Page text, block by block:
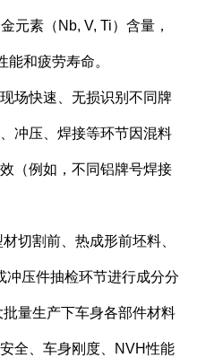
元素（Nb, V, Ti）含量，
和疲劳寿命。
场快速、无损识别不同牌
冲压、焊接等环节因混料
（例如，不同铝牌号焊接
切割前、热成形前坯料、
冲压件抽检环节进行成分分
量生产下车身各部件材料
全、车身刚度、NVH性能